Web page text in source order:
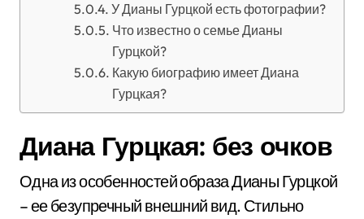
У Дианы Гурцкой есть фотографии?
Что известно о семье Дианы
Гурцкой?
Какую биографию имеет Диана
Гурцкая?
Диана Гурцкая: без очков
Одна из особенностей образа Дианы Гурцкой
– ее безупречный внешний вид. Стильно